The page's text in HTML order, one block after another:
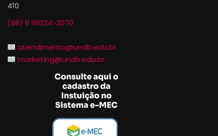
410
(98) 9 99224-2070
atendimento@undb.edu.br
marketing@undb.edu.br